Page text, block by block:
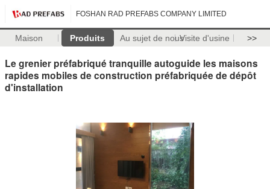
FOSHAN RAD PREFABS COMPANY LIMITED
Maison Produits Au sujet de nousVisite d'usine >>
Le grenier préfabriqué tranquille autoguide les maisons
rapides mobiles de construction préfabriquée de dépôt
d'installation